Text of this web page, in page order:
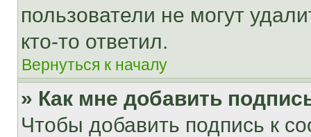
пользователи не могут
кто-то ответил.
Вернуться к началу
» Как мне добавить
Чтобы добавить подпись к